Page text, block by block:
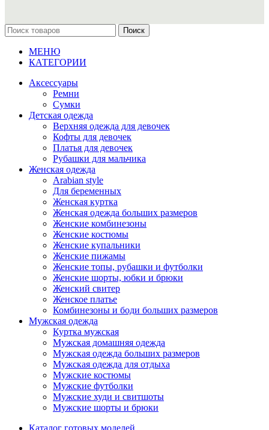
Поиск
МЕНЮ
КАТЕГОРИИ
Аксессуары
Ремни
Сумки
Детская одежда
Верхняя одежда для девочек
Кофты для девочек
Платья для девочек
Рубашки для мальчика
Женская одежда
Arabian style
Для беременных
Женская куртка
Женская одежда больших размеров
Женские комбинезоны
Женские костюмы
Женские купальники
Женские пижамы
Женские топы, рубашки и футболки
Женские шорты, юбки и брюки
Женский свитер
Женское платье
Комбинезоны и боди больших размеров
Мужская одежда
Куртка мужская
Мужская домашняя одежда
Мужская одежда больших размеров
Мужская одежда для отдыха
Мужские костюмы
Мужские футболки
Мужские худи и свитшоты
Мужские шорты и брюки
Каталог готовых моделей